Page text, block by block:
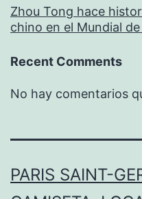
Zhou Tong hace
chino en el Mundial
Recent Comments
No hay comentarios
PARIS SAINT-